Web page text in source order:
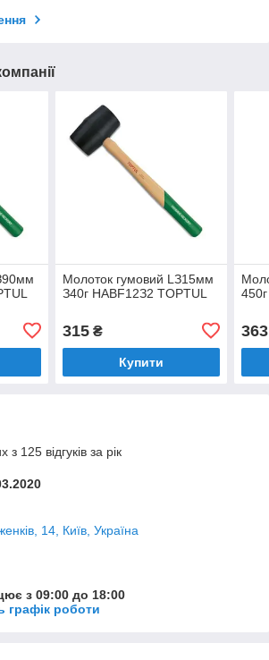
Moлoтoк гумовий LЗ15мм
З40г HABF12З2 TOPTUL
315₴
Купити
363
125 відгуків за рік
14, Київ, Україна
з 09:00 до 18:00
графік роботи